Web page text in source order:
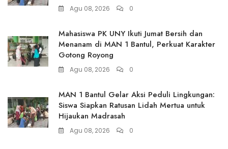
Agu 08, 2026 0
Mahasiswa PK UNY Ikuti Jumat Bersih dan
Menanam di MAN 1 Bantul, Perkuat Karakter
Gotong Royong
Agu 08, 2026 0
MAN 1 Bantul Gelar Aksi Peduli Lingkungan:
Siswa Siapkan Ratusan Lidah Mertua untuk
Hijaukan Madrasah
Agu 08, 2026 0